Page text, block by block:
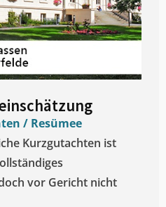
/ Resümee
Kurzgutachten ist
vor Gericht nicht